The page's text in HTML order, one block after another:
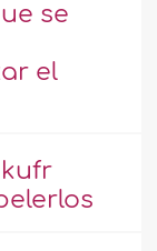
se
el